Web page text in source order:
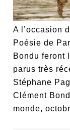
A l’occasion
Poésie de
Bondu feront
parus très
Stéphane
Clément
monde,